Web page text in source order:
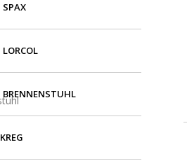
SPAX
LORCOL
BRENNENSTUHL
KREG